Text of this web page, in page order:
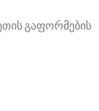
გაფორმების